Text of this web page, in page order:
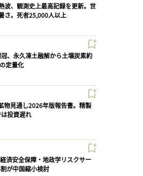
波、観測史上最高記録を更新。世
さ。死者25,000人以上
冠、永久凍土融解から土壌炭素約
定量化
物見通し2026年版報告書。精製
投資遅れ
経済安全保障・地政学リスクサー
が中国縮小検討